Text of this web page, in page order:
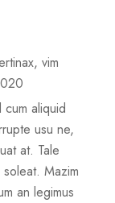
vim
aliquid
usu ne,
at. Tale
Mazim
an legimus